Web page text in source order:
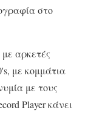
στο
αρκετές
με κομμάτια
με τους
Player κάνει